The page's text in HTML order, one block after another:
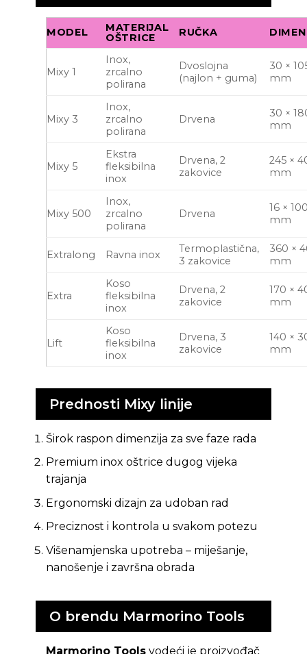
MODEL
MATERIJAL
OŠTRICE
RUČKA
Mixy 1
Inox,
zrcalno
polirana
Dvoslojna
(najlon + guma)
30 ×
mm
Mixy 3
Inox,
zrcalno
polirana
Drvena
30 ×
mm
Mixy 5
Ekstra
fleksibilna
inox
Drvena, 2
zakovice
245 ×
mm
Mixy 500
Inox,
zrcalno
polirana
Drvena
16 ×
mm
Extralong Ravna inox
Termoplastična,
3 zakovice
360 ×
mm
Extra
Koso
fleksibilna
inox
Drvena, 2
zakovice
170 ×
mm
Lift
Koso
fleksibilna
inox
Drvena, 3
zakovice
140 ×
mm
Prednosti Mixy linije
Širok raspon dimenzija za sve faze rada
Premium inox oštrice dugog vijeka
trajanja
Ergonomski dizajn za udoban rad
Preciznost i kontrola u svakom potezu
Višenamjenska upotreba – miješanje,
nanošenje i završna obrada
O brendu Marmorino Tools
Marmorino Toolsvodeći je proizvođač